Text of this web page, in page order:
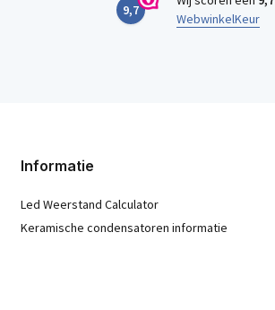
9,7
WebwinkelKeur
Informatie
Led Weerstand Calculator
Keramische condensatoren informatie